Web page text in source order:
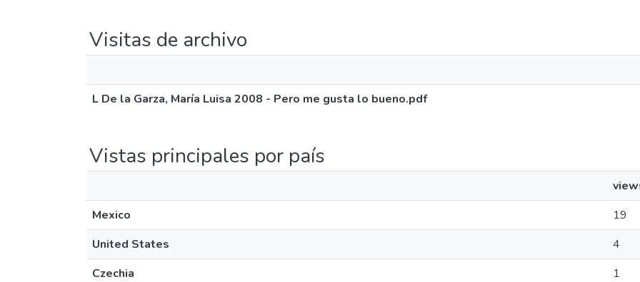
Visitas de archivo
L De la Garza, María Luisa 2008 - Pero me gusta lo bueno.pdf
Vistas principales por país
Mexico
19
United States
4
Czechia
1